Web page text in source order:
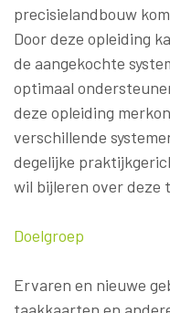
precisielandbouw
Door deze opleiding
de aangekochte
optimaal
deze opleiding
verschillende
degelijke
wil bijleren over deze
Doelgroep
Ervaren en nieuwe